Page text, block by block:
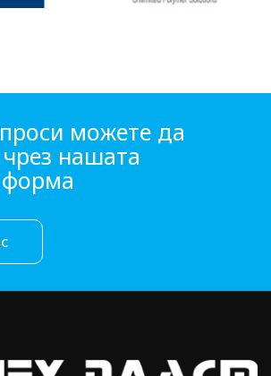
можете да
нашата
форма